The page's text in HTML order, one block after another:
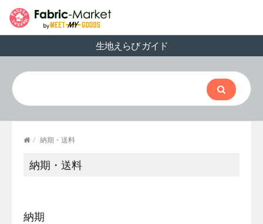
生地えらび ガイド
/ 納期・送料
納期・送料
納期